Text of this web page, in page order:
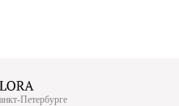
Петербурге